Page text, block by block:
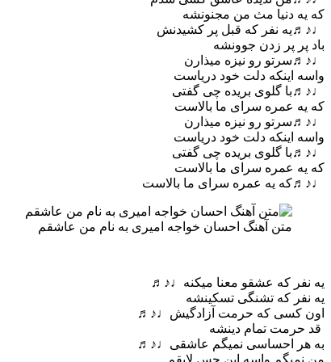
که یه دنیا مث من مجنونشه
♩♪♬یه نفر که قبل پر کشیدنش
باد پر پر زدن جوونشه
♩♪♬سرتو رو نیزه میذارن
واسه اینکه دلت خود دریاست
♩♪♬با گلوی بریده چی گفتی
که یه عمره سرای ما بالاست
♩♪♬سرتو رو نیزه میذارن
واسه اینکه دلت خود دریاست
♩♪♬با گلوی بریده چی گفتی
که یه عمره سرای ما بالاست
♩♪♬که یه عمره سرای ما بالاست
متن آهنگ احسان خواجه امیری به نام من عاشقم
یه نفر که عشقو معنا میکنه♩♪♬
یه نفر که تشنگی تسکینشه
اون کسی که حرمت آزادگیش♩♪♬
قد حرمت تمام دینشه
به هر احساسی نمیگم عاشقی♩♪♬